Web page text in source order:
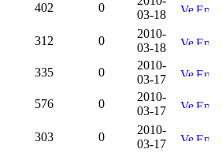
402 0
03-18
312 0
2010-
03-18
335 0
2010-
03-17
576 0
2010-
03-17
303 0
2010-
03-17